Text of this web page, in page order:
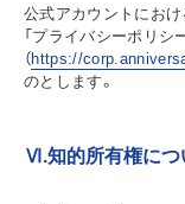
公式アカウントにお
「プライバシーポリシ
（https://
のとします。
Ⅵ.知的所有権につ